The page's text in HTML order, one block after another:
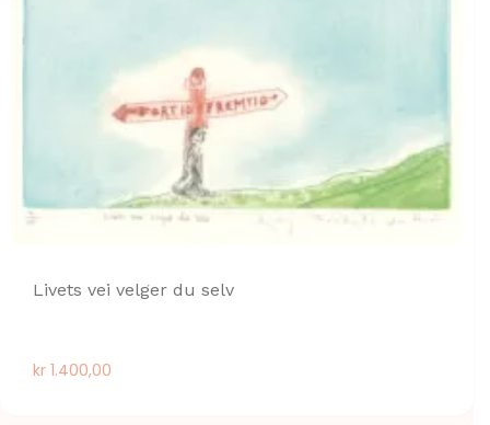
Livets vei velger du selv
kr 1.400,00